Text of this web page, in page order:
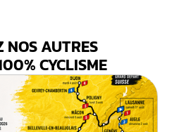
NOS AUTRES
CYCLISME